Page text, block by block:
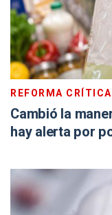
REFORMA CRÍTICA
Cambió la
hay alerta por